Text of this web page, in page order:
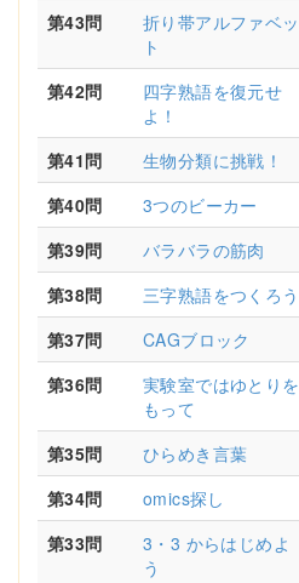
第43問
折り帯アルファベッ
ト
第42問
四字熟語を復元せ
よ！
第41問 生物分類に挑戦！
第40問
3つのビーカー
第39問
バラバラの筋肉
第38問
三字熟語をつくろう
第37問
CAGブロック
第36問
実験室ではゆとりを
もって
第35問 ひらめき言葉
第34問
omics探し
第33問
3・3 からはじめよ
う